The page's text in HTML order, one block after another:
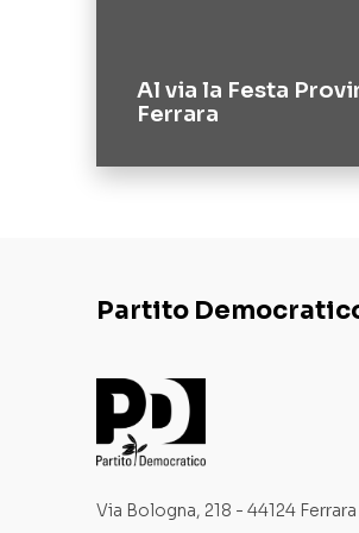
Al via la Festa
Ferrara
Partito
Via Bologna, 218 - 44124 Ferrara